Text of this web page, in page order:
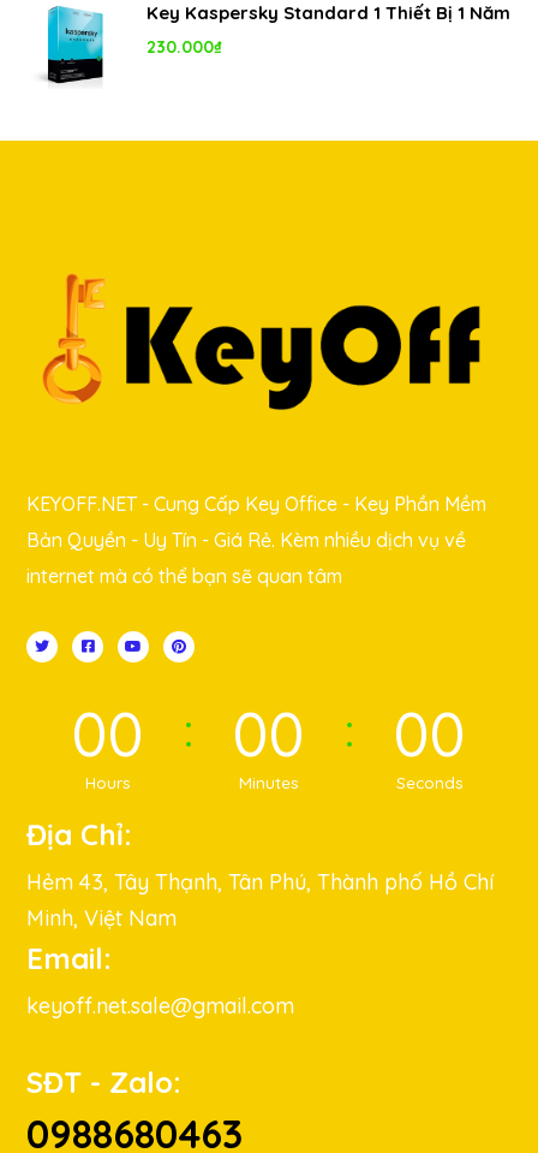
Key Kaspersky Standard 1 Thiết Bị 1 Năm
230.000₫
KEYOFF.NET - Cung Cấp Key Office - Key Phần Mềm
Bản Quyền - Uy Tín - Giá Rẻ. Kèm nhiều dịch vụ về
internet mà có thể bạn sẽ quan tâm
00
Hours
00
Minutes
00
Seconds
Địa Chỉ:
Hẻm 43, Tây Thạnh, Tân Phú, Thành phố Hồ Chí
Minh, Việt Nam
Email:
keyoff.net.sale@gmail.com
SĐT - Zalo:
0988680463